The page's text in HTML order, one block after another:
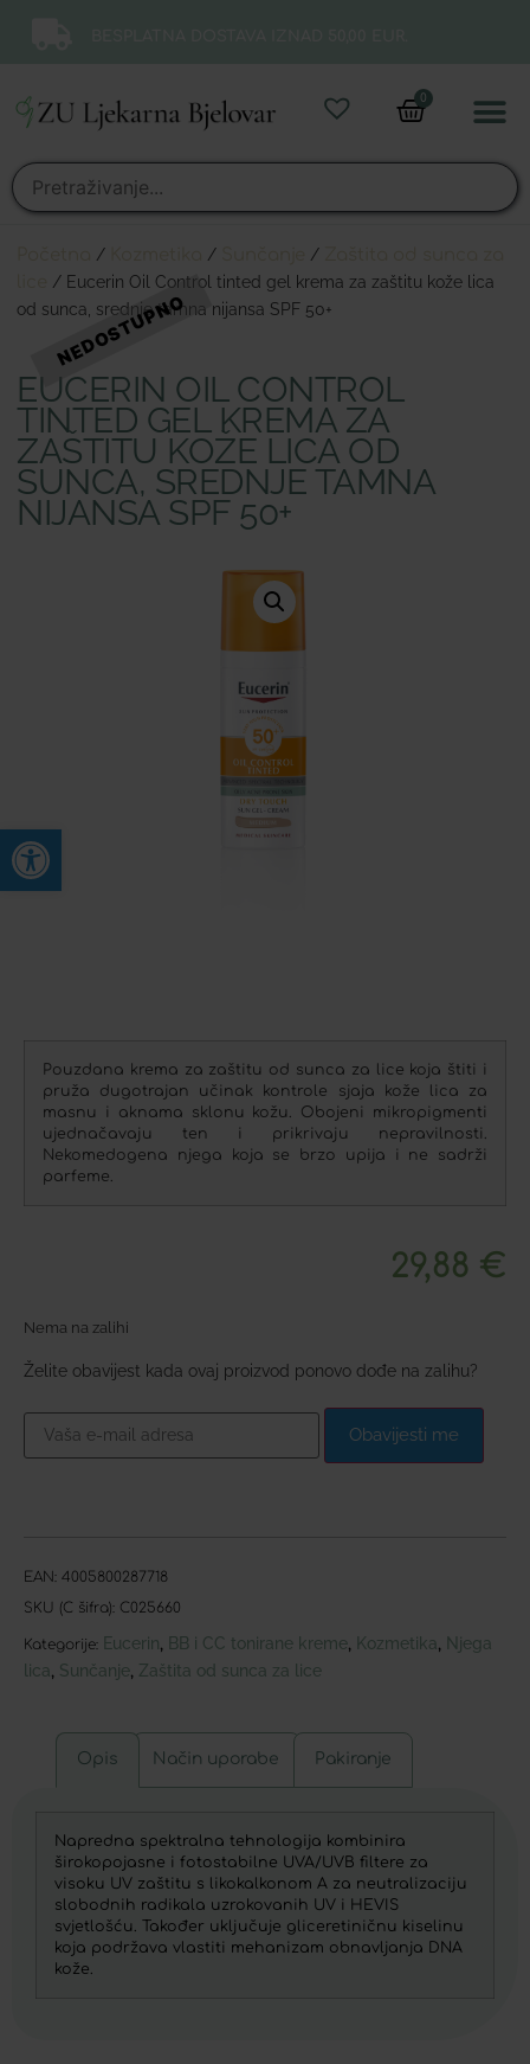
Open toolbar
0
/ / /
/ Eucerin Oil Control tinted gel krema za zaštitu kože lica
od sunca, srednje tamna nijansa SPF 50+
EUCERIN OIL CONTROL
TINTED GEL KREMA ZA
ZAŠTITU KOŽE LICA OD
SUNCA, SREDNJE TAMNA
NIJANSA SPF 50+
Pouzdana krema za zaštitu od sunca za lice koja štiti i
pruža dugotrajan učinak kontrole sjaja kože lica za
masnu i aknama sklonu kožu. Obojeni mikropigmenti
ujednačavaju ten i prikrivaju nepravilnosti.
Nekomedogena njega koja se brzo upija i ne sadrži
parfeme.
29,88 €
Nema na zalihi
Želite obavijest kada ovaj proizvod ponovo dođe na zalihu?
Obavijesti me
EAN: 4005800287718
SKU (C šifra): C025660
Kategorije: Eucerin, BB i CC tonirane kreme, Kozmetika, Njega
lica, Sunčanje, Zaštita od sunca za lice
Opis Način uporabe Pakiranje
Napredna spektralna tehnologija kombinira
širokopojasne i fotostabilne UVA/UVB filtere za
visoku UV zaštitu s likokalkonom A za neutralizaciju
slobodnih radikala uzrokovanih UV i HEVIS
svjetlošću. Također uključuje gliceretiničnu kiselinu
koja podržava vlastiti mehanizam obnavljanja DNA
kože.